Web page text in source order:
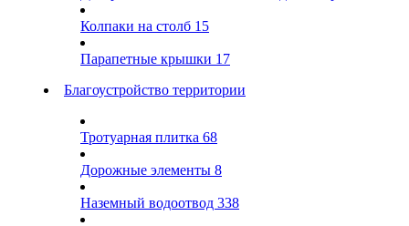
Колпаки на столб 15
Парапетные крышки 17
Благоустройство территории
Тротуарная плитка 68
Дорожные элементы 8
Наземный водоотвод 338